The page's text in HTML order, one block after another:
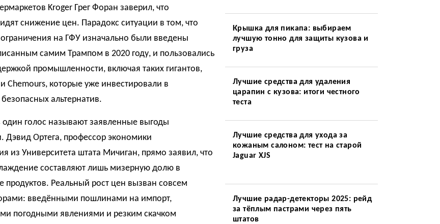
Kroger Грег Форан заверил, что
снижение цен. Парадокс ситуации в том, что
на ГФУ изначально были введены
самим Трампом в 2020 году, и пользовались
промышленности, включая таких гигантов,
Chemours, которые уже инвестировали в
альтернатив.
голос называют заявленные выгоды
Ортега, профессор экономики
из Университета штата Мичиган, прямо заявил, что
составляют лишь мизерную долю в
продуктов. Реальный рост цен вызван совсем
введёнными пошлинами на импорт,
погодными явлениями и резким скачком
Крышка для пикапа: выбираем
лучшую тонно для защиты кузова и
груза
Лучшие средства для удаления
царапин с кузова: итоги честного
теста
Лучшие средства для ухода за
кожаным салоном: тест на старой
Jaguar XJS
Лучшие радар-детекторы 2025: рейд
за тёплым пастрами через пять
штатов